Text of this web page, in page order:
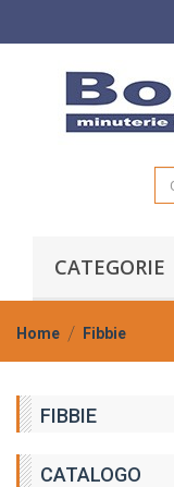
CATEGORIE
Home Fibbie
FIBBIE
CATALOGO